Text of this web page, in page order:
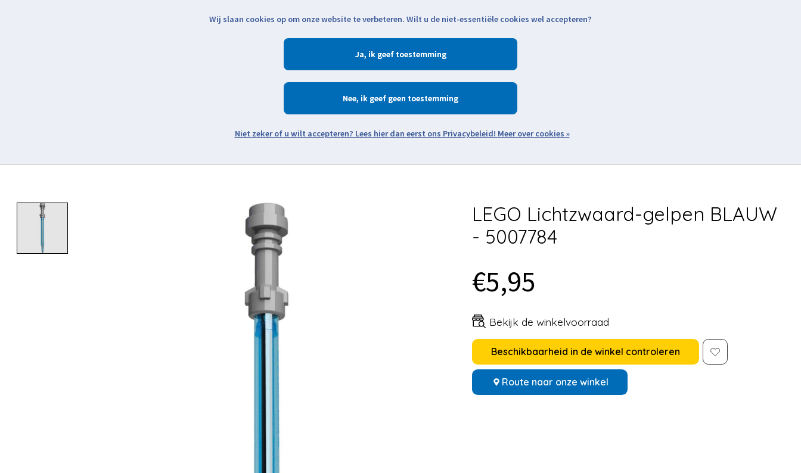
Zoeken
LEGO Lichtzwaard-gelpen BLAUW
- 5007784
€5,95
Bekijk de winkelvoorraad
Beschikbaarheid in de winkel controleren
Route naar onze winkel
Wij slaan cookies op om onze website te verbeteren. Wilt u de niet-essentiële cookies wel accepteren?
Ja
Nee
Meer over cookies »